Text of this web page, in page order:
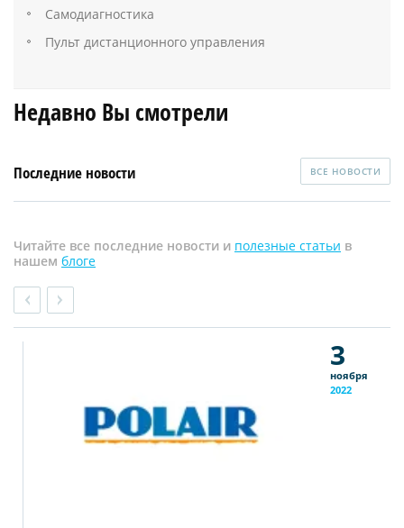
Самодиагностика
Пульт дистанционного управления
Недавно Вы смотрели
Последние новости ВСЕ НОВОСТИ
Читайте все последние новости и полезные статьи в
нашем блоге
3
ноября
2022